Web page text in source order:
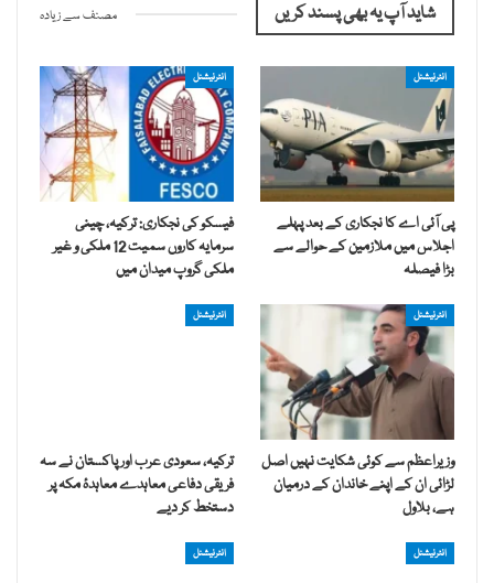
شاید آپ یہ بھی پسند کریں مصنف سے زیادہ
انٹرنیشنل
پی آئی اے کا نجکاری کے بعد پہلے
اجلاس میں ملازمین کے حوالے سے
بڑا فیصلہ
انٹرنیشنل
فیسکو کی نجکاری: ترکیہ، چینی
سرمایہ کاروں سمیت 12 ملکی و غیر
ملکی گروپ میدان میں
انٹرنیشنل
وزیراعظم سے کوئی شکایت نہیں اصل
لڑائی ان کے اپنے خاندان کے درمیان
ہے، بلاول
انٹرنیشنل
ترکیہ، سعودی عرب اور پاکستان نے سہ
فریقی دفاعی معاہدے معاہدۂ مکہ پر
دستخط کر دیے
انٹرنیشنل انٹرنیشنل